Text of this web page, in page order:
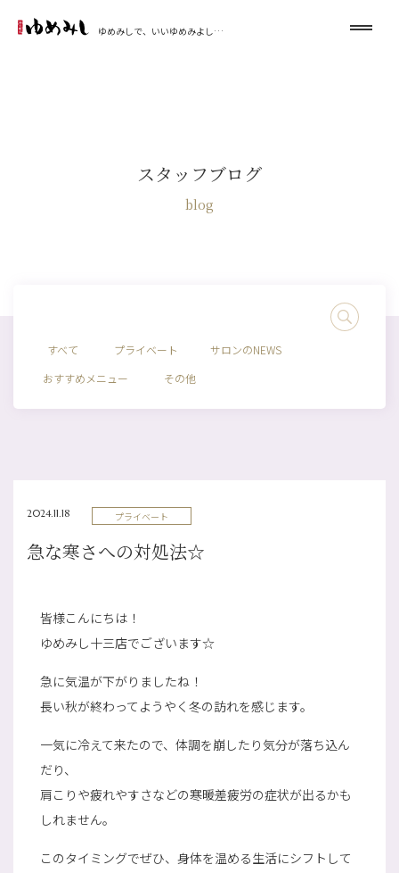
ゆめみしで、いいゆめみよし…
スタッフブログ
blog
すべて プライベート
サロンのNEWS
おすすめメニュー
その他
2024.11.18 プライベート
急な寒さへの対処法☆
皆様こんにちは！
ゆめみし十三店でございます☆
急に気温が下がりましたね！
長い秋が終わってようやく冬の訪れを感じます。
一気に冷えて来たので、体調を崩したり気分が落ち込ん
だり、
肩こりや疲れやすさなどの寒暖差疲労の症状が出るかも
しれません。
このタイミングでぜひ、身体を温める生活にシフトして